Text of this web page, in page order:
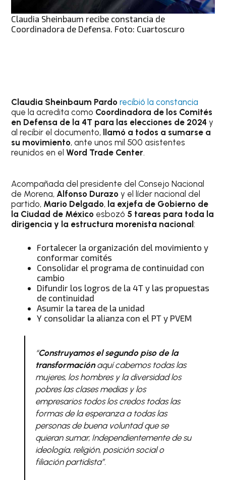
Claudia Sheinbaum recibe constancia de
Coordinadora de Defensa. Foto: Cuartoscuro
Claudia Sheinbaum Pardorecibió la constancia
que la acredita como Coordinadora de los Comités
en Defensa de la 4T para las elecciones de 2024y
al recibir el documento, llamó a todos a sumarse a
su movimiento, ante unos mil 500 asistentes
reunidos en elWord Trade Center.
Acompañada del presidente del Consejo Nacional
de Morena,Alfonso Durazoy el líder nacional del
partido, Mario Delgado, la exjefa de Gobierno de
la Ciudad de México esbozó 5 tareas para toda la
dirigencia y la estructura morenista nacional:
Fortalecer la organización del movimiento y
conformar comités
Consolidar el programa de continuidad con
cambio
Difundir los logros de la 4T y las propuestas
de continuidad
Asumir la tarea de la unidad
Y consolidar la alianza con el PT y PVEM
“Construyamos el segundo piso de la
transformaciónaquí cabemos todas las
mujeres, los hombres y la diversidad los
pobres las clases medias y los
empresarios todos los credos todas las
formas de la esperanza a todas las
personas de buena voluntad que se
quieran sumar, Independientemente de su
ideología, religión, posición social o
filiación partidista”.